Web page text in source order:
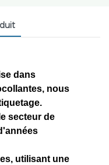
dans
nous
secteur de
utilisant une